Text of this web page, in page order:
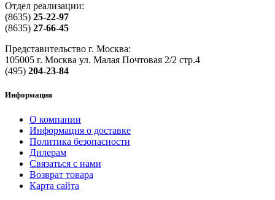
Отдел реализации:
(8635) 25-22-97
(8635) 27-66-45
Представительство г. Москва:
105005 г. Москва ул. Малая Почтовая 2/2 стр.4
(495) 204-23-84
Информация
О компании
Информация о доставке
Политика безопасности
Дилерам
Связаться с нами
Возврат товара
Карта сайта